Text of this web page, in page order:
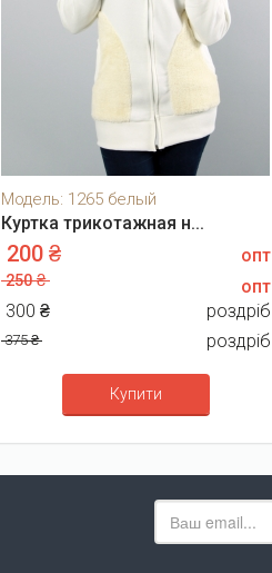
Модель: 1265 белый
Куртка трикотажная н...
200 ₴ опт
250 ₴
опт
300 ₴
роздріб
375 ₴ роздріб
Купити